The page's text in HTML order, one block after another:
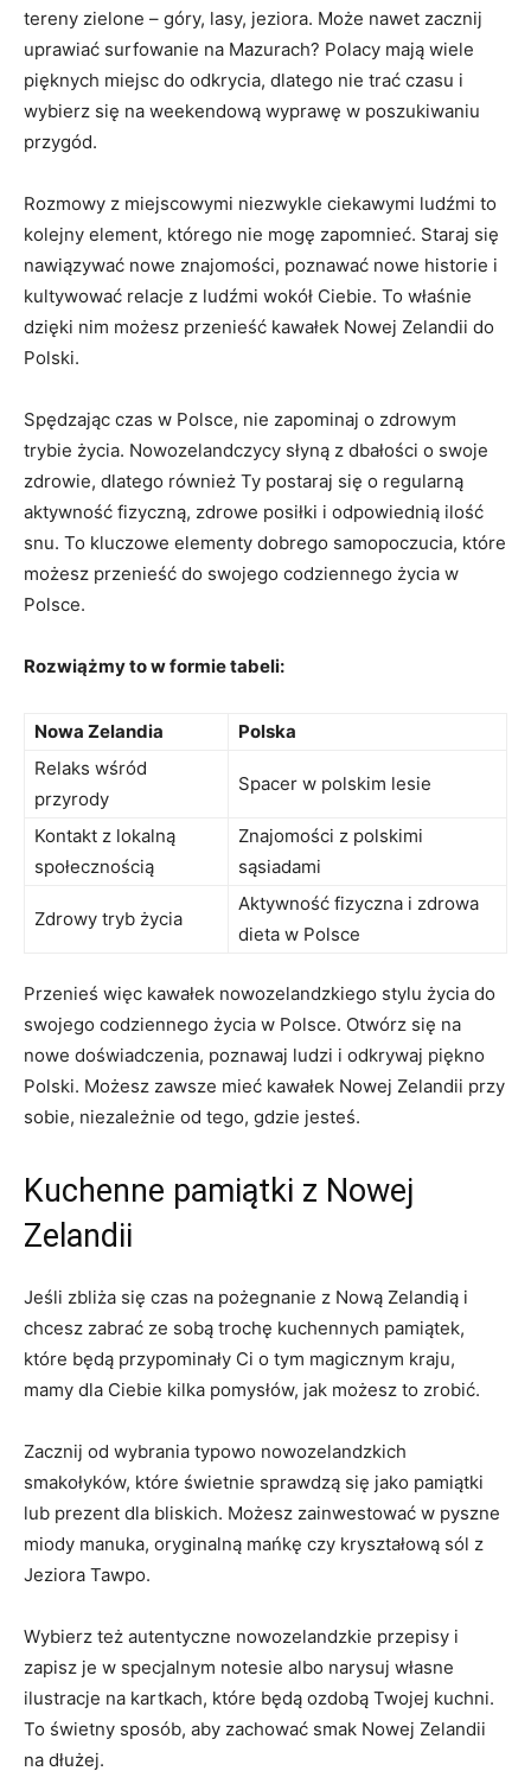
tereny zielone –⁣ góry, lasy, jeziora. Może nawet zacznij
uprawiać surfowanie‌ na Mazurach? Polacy ‍mają wiele
pięknych miejsc do odkrycia, dlatego nie trać czasu i
wybierz się na weekendową ⁣wyprawę w poszukiwaniu
przygód.
Rozmowy z miejscowymi niezwykle‌ ciekawymi ludźmi to
kolejny element, którego nie mogę zapomnieć. Staraj się
nawiązywać nowe znajomości, poznawać ‌nowe historie i
kultywować relacje z ludźmi wokół ​Ciebie. To właśnie
dzięki nim możesz przenieść kawałek Nowej Zelandii do
Polski.
Spędzając ​czas w Polsce, nie zapominaj o zdrowym
trybie życia. Nowozelandczycy słyną z⁢ dbałości o swoje
zdrowie, dlatego również Ty postaraj ⁢się o regularną
aktywność⁢ fizyczną, zdrowe posiłki i odpowiednią ilość
snu. To kluczowe elementy dobrego​ samopoczucia, które
możesz⁢ przenieść do swojego⁤ codziennego życia w
Polsce.
Rozwiążmy to w ⁤formie tabeli:
Nowa Zelandia
Polska
Relaks wśród
przyrody
Spacer w polskim lesie
Kontakt ‌z lokalną
społecznością
Znajomości z polskimi
sąsiadami
Zdrowy tryb​ życia
Aktywność ‍fizyczna⁤ i zdrowa
⁤dieta w Polsce
Przenieś więc kawałek nowozelandzkiego⁢ stylu‍ życia do
swojego codziennego ‍życia w Polsce. Otwórz się na
nowe doświadczenia, poznawaj ludzi i odkrywaj piękno
Polski. Możesz⁣ zawsze mieć kawałek ⁢Nowej Zelandii przy
sobie, niezależnie od tego, gdzie jesteś.
Kuchenne pamiątki z Nowej
Zelandii
Jeśli zbliża ‌się czas ⁢na⁣ pożegnanie ⁤z Nową Zelandią i
chcesz zabrać ze sobą trochę kuchennych pamiątek,
‌które będą przypominały ​Ci⁣ o tym magicznym kraju,
mamy dla Ciebie kilka pomysłów, jak możesz to​ zrobić.
Zacznij⁣ od wybrania typowo nowozelandzkich
smakołyków, które świetnie ‌sprawdzą się jako pamiątki⁤
lub‍ prezent dla bliskich.⁣ Możesz ‌zainwestować w pyszne
miody manuka, oryginalną‍ mańkę czy kryształową sól z
Jeziora Tawpo.
Wybierz też⁢ autentyczne nowozelandzkie przepisy i
zapisz je w specjalnym notesie albo narysuj własne
ilustracje na kartkach, które będą ozdobą Twojej kuchni.
To świetny sposób, aby zachować smak‌ Nowej Zelandii
na dłużej.